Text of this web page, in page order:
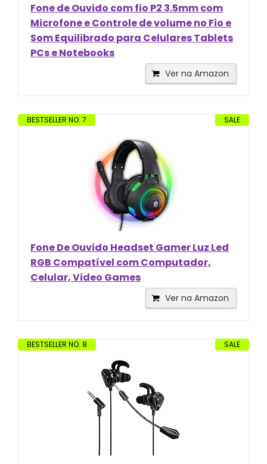
Fone de Ouvido com fio P2 3.5mm com
Microfone e Controle de volume no Fio e
Som Equilibrado para Celulares Tablets
PCs e Notebooks
Ver na Amazon
SALE
BESTSELLER NO. 7
Fone De Ouvido Headset Gamer Luz Led
RGB Compatível com Computador,
Celular, Video Games
Ver na Amazon
SALE
BESTSELLER NO. 8